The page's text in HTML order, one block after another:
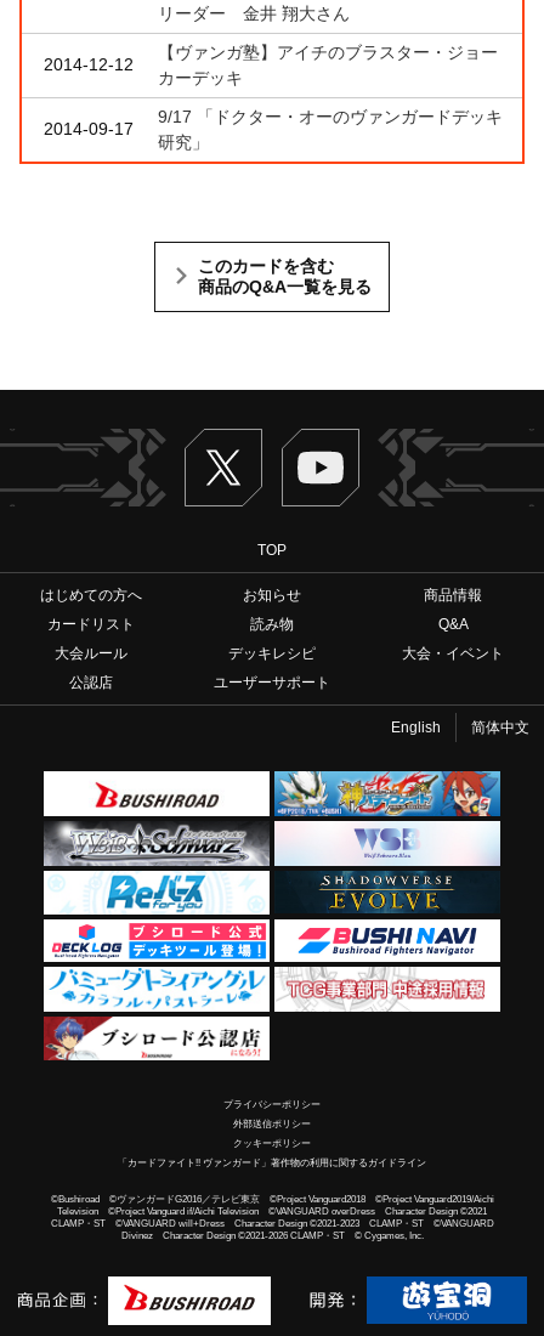
リーダー 金井 翔大さん
2014-12-12
【ヴァンガ塾】アイチのブラスター・ジョー
カーデッキ
2014-09-17
9/17 「ドクター・オーのヴァンガードデッキ
研究」
このカードを含む
商品のQ&A一覧を見る
Twitter ヴァンガードch
TOP
はじめての方へ お知らせ
商品情報
カードリスト
読み物
Q&A
大会ルール
デッキレシピ
大会・イベント
公認店
ユーザーサポート
English 简体中文
プライバシーポリシー
外部送信ポリシー
クッキーポリシー
「カードファイト!! ヴァンガード」著作物の利用に関するガイドライン
©Bushiroad ©ヴァンガードG2016／テレビ東京 ©Project Vanguard2018 ©Project Vanguard2019/Aichi
Television ©Project Vanguard if/Aichi Television ©VANGUARD overDress Character Design ©2021
CLAMP・ST ©VANGUARD will+Dress Character Design ©2021-2023 CLAMP・ST ©VANGUARD
Divinez Character Design ©2021-2026 CLAMP・ST © Cygames, Inc.